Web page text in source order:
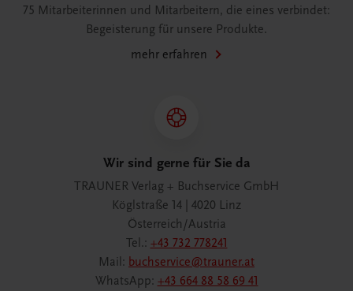
75 Mitarbeiterinnen und Mitarbeitern, die eines verbindet:
Begeisterung für unsere Produkte.
mehr erfahren
Wir sind gerne für Sie da
TRAUNER Verlag + Buchservice GmbH
Köglstraße 14 | 4020 Linz
Österreich/Austria
Tel.: +43 732 778241
Mail: buchservice@trauner.at
WhatsApp: +43 664 88 58 69 41